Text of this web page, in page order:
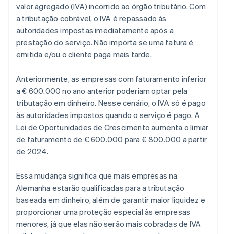
valor agregado (IVA) incorrido ao órgão tributário. Com
a tributação cobrável, o IVA é repassado às
autoridades impostas imediatamente após a
prestação do serviço. Não importa se uma fatura é
emitida e/ou o cliente paga mais tarde.
Anteriormente, as empresas com faturamento inferior
a € 600.000 no ano anterior poderiam optar pela
tributação em dinheiro. Nesse cenário, o IVA só é pago
às autoridades impostos quando o serviço é pago. A
Lei de Oportunidades de Crescimento aumenta o limiar
de faturamento de € 600.000 para € 800.000 a partir
de 2024.
Essa mudança significa que mais empresas na
Alemanha estarão qualificadas para a tributação
baseada em dinheiro, além de garantir maior liquidez e
proporcionar uma proteção especial às empresas
menores, já que elas não serão mais cobradas de IVA